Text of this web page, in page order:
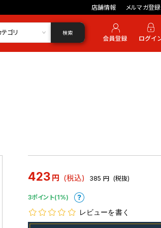
店舗情報 メルマガ登録
ゴリ 検索
423 円 (税込) 385 円 (税抜)
3ポイント(1%)
レビューを書く